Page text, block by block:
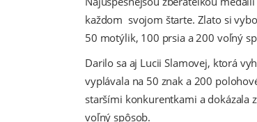
každom svojom štarte. Zlato si
50 motýlik, 100 prsia a 200 voľný
Darilo sa aj Lucii Slamovej, ktorá
vyplávala na 50 znak a 200
staršími konkurentkami a dokázala
voľný spôsob.